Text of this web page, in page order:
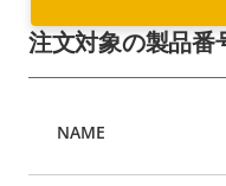
注文対象の製品番